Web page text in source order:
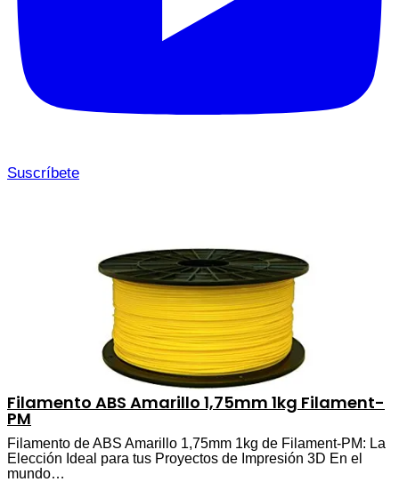
Suscríbete
Filamento ABS Amarillo 1,75mm 1kg Filament-
PM
Filamento de ABS Amarillo 1,75mm 1kg de Filament-PM: La
Elección Ideal para tus Proyectos de Impresión 3D En el
mundo…